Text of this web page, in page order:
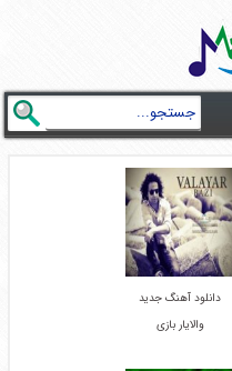
دانلود آهنگ جدید
والایار بازی